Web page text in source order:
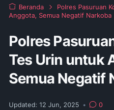
Beranda
Polres Pasuruan
Anggota, Semua Negatif Narkoba
Polres
Tes Urin untuk
Semua Negatif
Updated: 12 Jun, 2025 •
0